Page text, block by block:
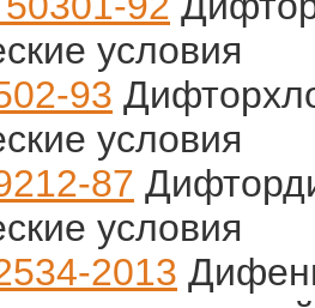
условия
93
условия
87
условия
2013